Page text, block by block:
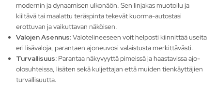
modernin ja dynaamisen ulkonäön. Sen linjakas muotoilu ja
kiiltävä tai maalattu teräspinta tekevät kuorma-autostasi
erottuvan ja vaikuttavan näköisen.
Valojen Asennus:Valotelineeseen voit helposti kiinnittää useita
eri lisävaloja, parantaen ajoneuvosi valaistusta merkittävästi.
Turvallisuus: Parantaa näkyvyyttä pimeissä ja haastavissa ajo-
olosuhteissa, lisäten sekä kuljettajan että muiden tienkäyttäjien
turvallisuutta.